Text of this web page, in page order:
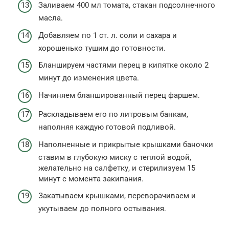
Заливаем 400 мл томата, стакан подсолнечного
масла.
Добавляем по 1 ст. л. соли и сахара и
хорошенько тушим до готовности.
Бланшируем частями перец в кипятке около 2
минут до изменения цвета.
Начиняем бланшированный перец фаршем.
Раскладываем его по литровым банкам,
наполняя каждую готовой подливой.
Наполненные и прикрытые крышками баночки
ставим в глубокую миску с теплой водой,
желательно на салфетку, и стерилизуем 15
минут с момента закипания.
Закатываем крышками, переворачиваем и
укутываем до полного остывания.